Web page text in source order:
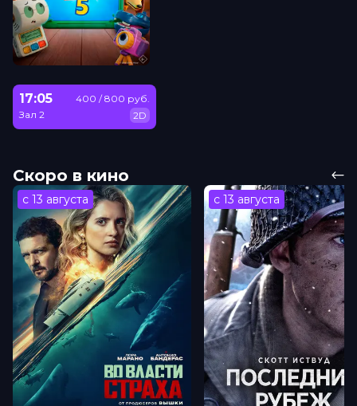
17:05
Зал 2
400 / 800 руб.
2D
Скоро в кино
с 13 августа с 13 августа